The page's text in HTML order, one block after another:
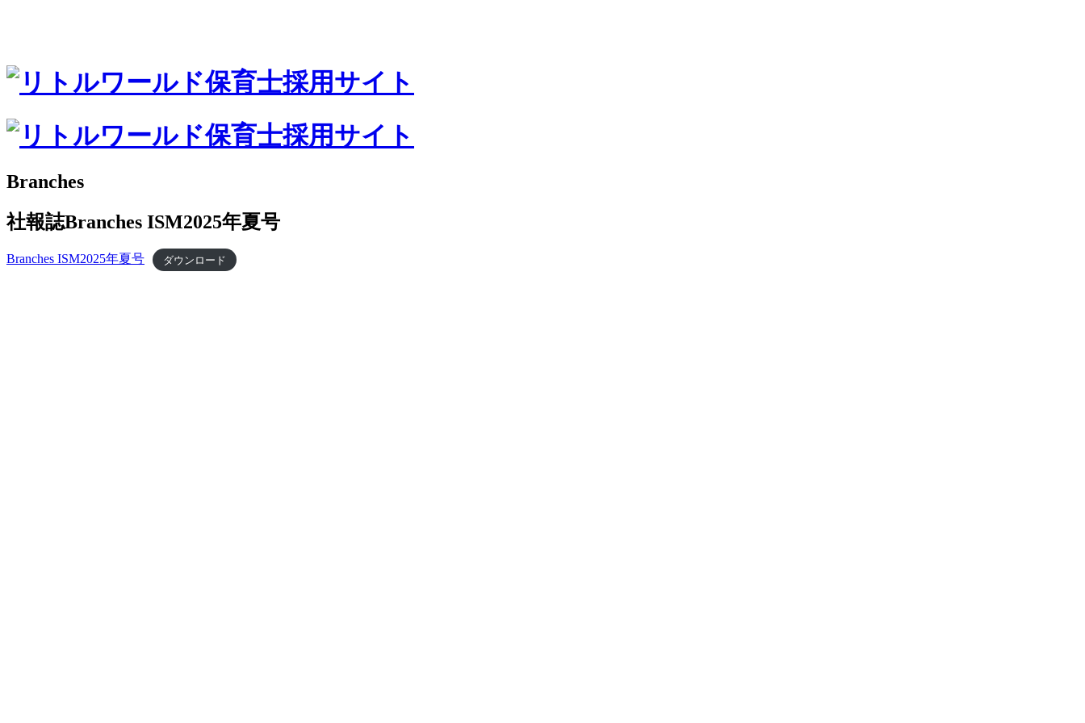
Branches
社報誌Branches ISM2025年夏号
Branches ISM2025年夏号 ダウンロード